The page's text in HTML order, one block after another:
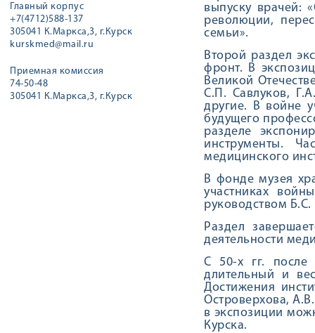
Главный корпус
+7(4712)588-137
305041 К.Маркса,3, г.Курск
kurskmed@mail.ru
Приемная комиссия
74-50-48
305041 К.Маркса,3, г.Курск
выпуску врачей:
революции,
семьи».
Второй раздел
фронт. В
Великой
С.П. Савлуков,
другие. В войне
будущего
разделе
инструменты.
медицинского
В фонде музея
участниках
руководством
Раздел
деятельности
С 50-х гг. после
длительный и
Достижения
Островерхова,
в экспозиции
Курска.